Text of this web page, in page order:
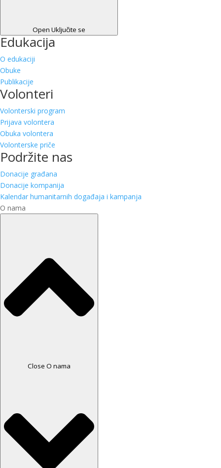
Open Uključite se
Edukacija
O edukaciji
Obuke
Publikacije
Volonteri
Volonterski program
Prijava volontera
Obuka volontera
Volonterske priče
Podržite nas
Donacije građana
Donacije kompanija
Kalendar humanitarnih događaja i kampanja
O nama
Close O nama